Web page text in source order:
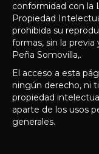
conformidad con la
Propiedad
prohibida su
formas, sin la previa
Peña Somovilla,.
El acceso a esta
ningún derecho, ni
propiedad
aparte de los usos
generales.